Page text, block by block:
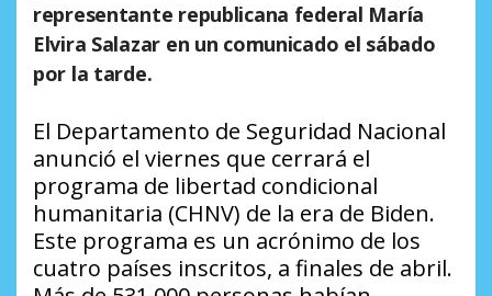
representante republicana federal María
Elvira Salazar en un comunicado el sábado
por la tarde.
El Departamento de Seguridad Nacional
anunció el viernes que cerrará el
programa de libertad condicional
humanitaria (CHNV) de la era de Biden.
Este programa es un acrónimo de los
cuatro países inscritos, a finales de abril.